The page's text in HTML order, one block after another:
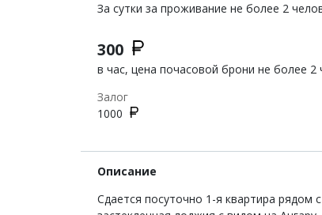
За сутки за проживание не более 2
300
в час, цена почасовой брони не более 2
Залог
1000
Описание
Сдается посуточно 1-я квартира